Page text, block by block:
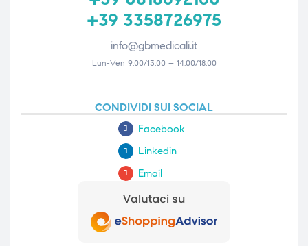
+39 3358726975
info@gbmedicali.it
Lun-Ven 9:00/13:00 – 14:00/18:00
CONDIVIDI SUI SOCIAL
Facebook
Linkedin
Email